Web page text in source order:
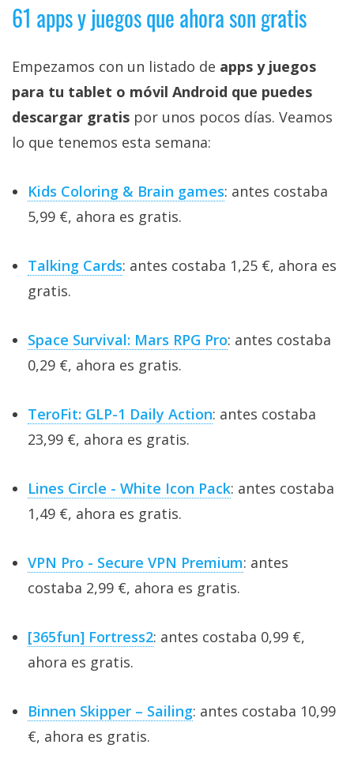
61 apps y juegos que ahora son gratis
Empezamos con un listado de apps y juegos
para tu tablet o móvil Android que puedes
descargar gratis por unos pocos días. Veamos
lo que tenemos esta semana:
Kids Coloring & Brain games: antes costaba
5,99 €, ahora es gratis.
Talking Cards: antes costaba 1,25 €, ahora es
gratis.
Space Survival: Mars RPG Pro: antes costaba
0,29 €, ahora es gratis.
TeroFit: GLP-1 Daily Action: antes costaba
23,99 €, ahora es gratis.
Lines Circle - White Icon Pack: antes costaba
1,49 €, ahora es gratis.
VPN Pro - Secure VPN Premium: antes
costaba 2,99 €, ahora es gratis.
[365fun] Fortress2: antes costaba 0,99 €,
ahora es gratis.
Binnen Skipper – Sailing: antes costaba 10,99
€, ahora es gratis.